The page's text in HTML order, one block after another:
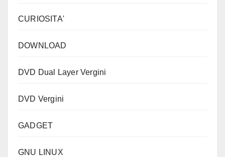
CURIOSITA'
DOWNLOAD
DVD Dual Layer Vergini
DVD Vergini
GADGET
GNU LINUX